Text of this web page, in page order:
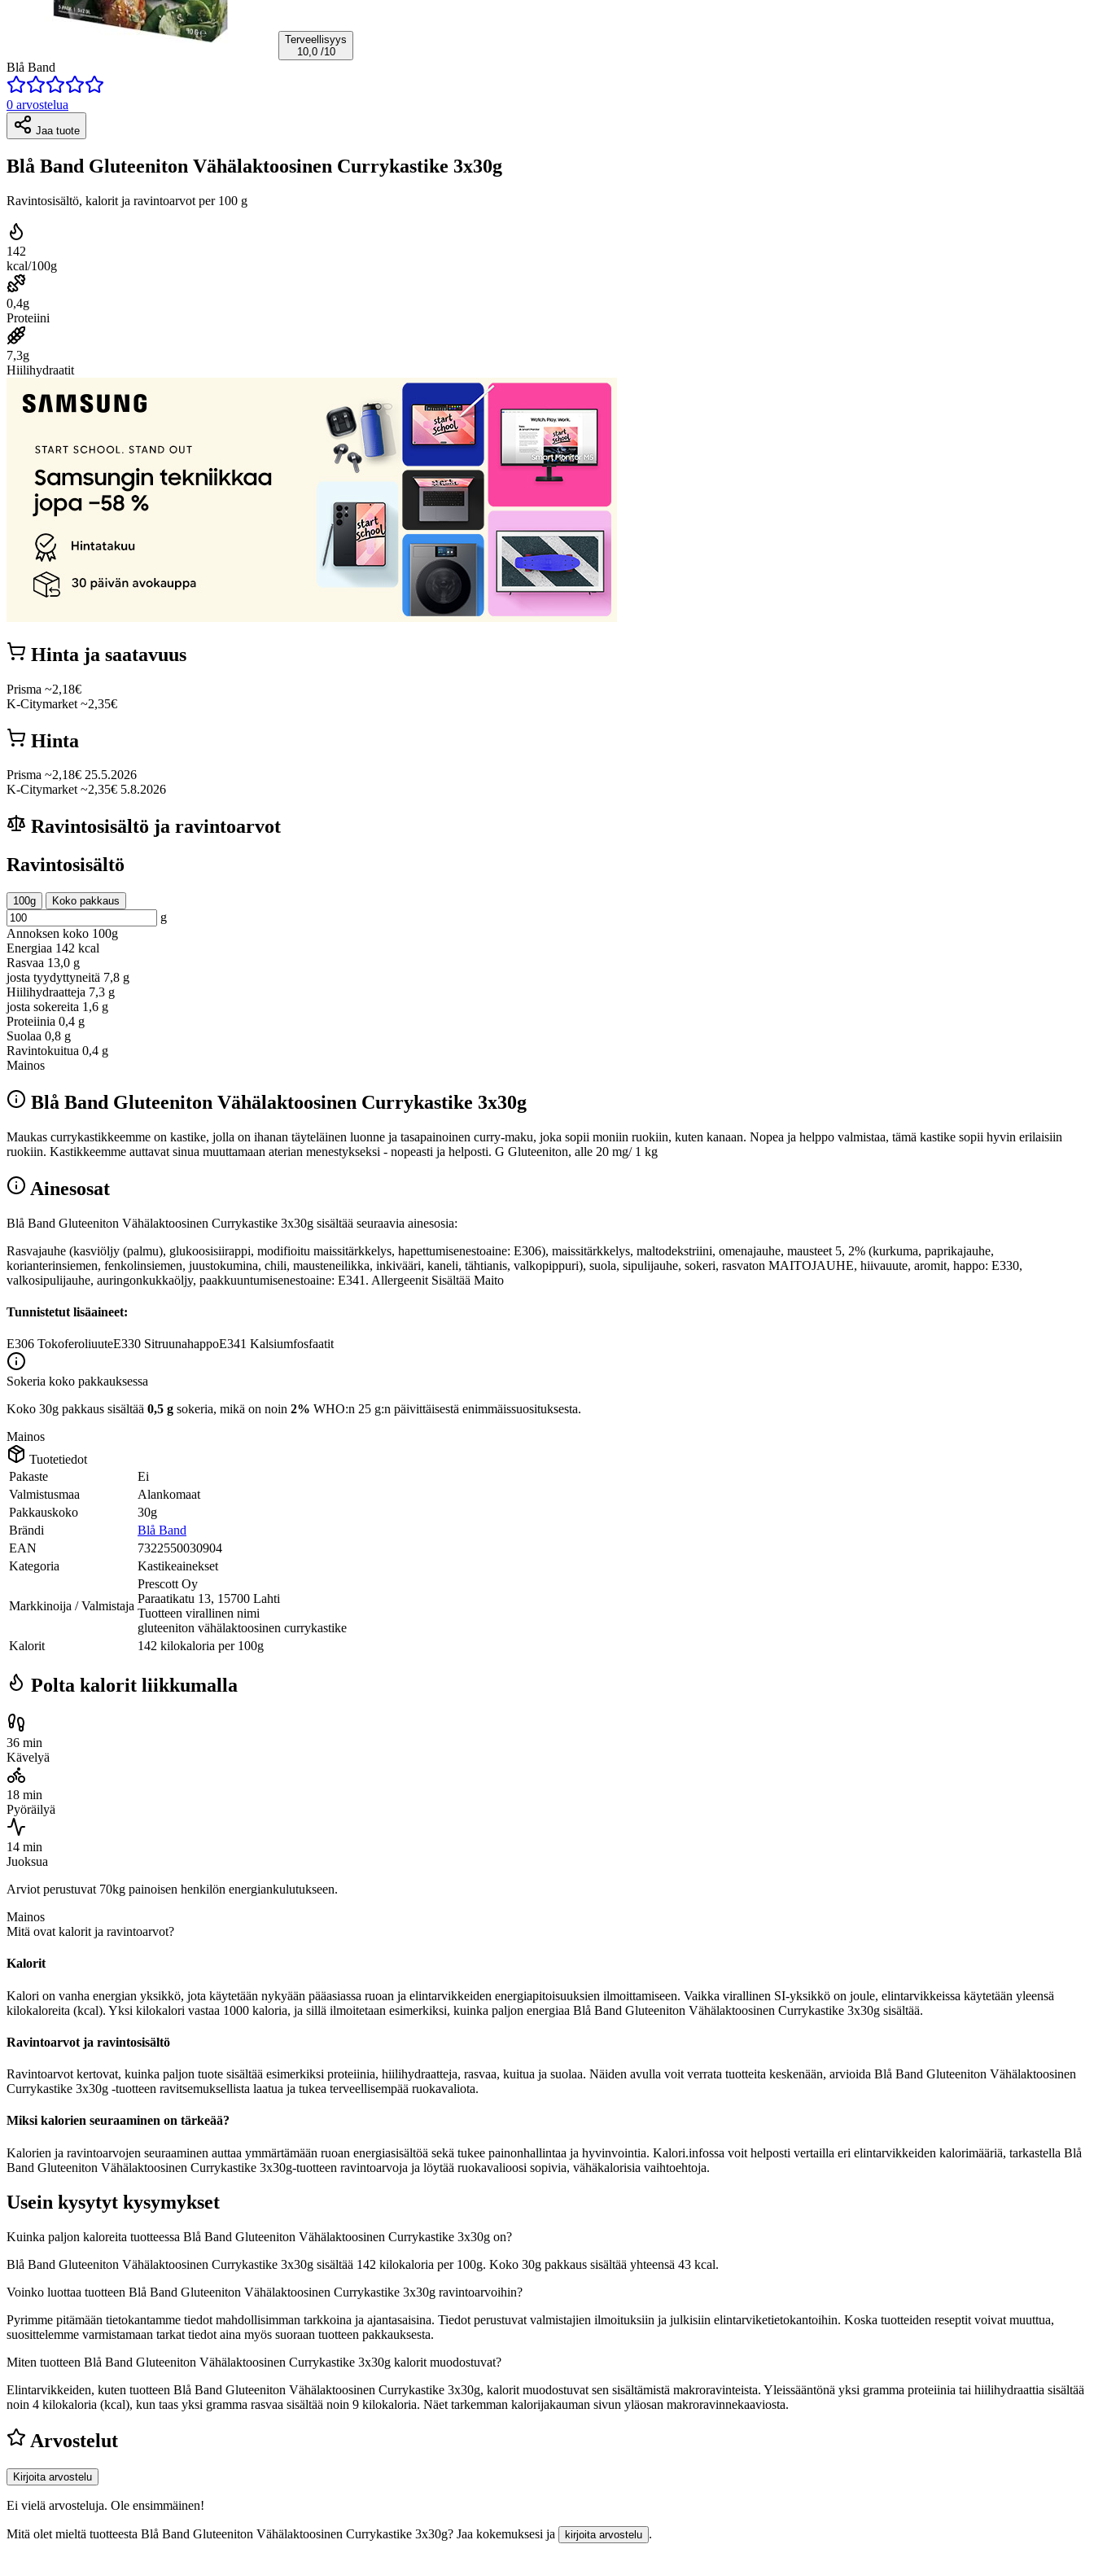
Terveellisyys
10,0 /10
Blå Band
0 arvostelua
Jaa tuote
Blå Band Gluteeniton Vähälaktoosinen Currykastike 3x30g
Ravintosisältö, kalorit ja ravintoarvot per 100 g
142
kcal/100g
0,4g
Proteiini
7,3g
Hiilihydraatit
Hinta ja saatavuus
Prisma ~2,18€
K-Citymarket ~2,35€
Hinta
Prisma ~2,18€ 25.5.2026
K-Citymarket ~2,35€ 5.8.2026
Ravintosisältö ja ravintoarvot
Ravintosisältö
100g Koko pakkaus
g
Annoksen koko 100g
Energiaa 142 kcal
Rasvaa 13,0 g
josta tyydyttyneitä 7,8 g
Hiilihydraatteja 7,3 g
josta sokereita 1,6 g
Proteiinia 0,4 g
Suolaa 0,8 g
Ravintokuitua 0,4 g
Mainos
Blå Band Gluteeniton Vähälaktoosinen Currykastike 3x30g
Maukas currykastikkeemme on kastike, jolla on ihanan täyteläinen luonne ja tasapainoinen curry-maku, joka sopii moniin ruokiin, kuten kanaan. Nopea ja helppo valmistaa, tämä kastike sopii hyvin erilaisiin
ruokiin. Kastikkeemme auttavat sinua muuttamaan aterian menestykseksi - nopeasti ja helposti. G Gluteeniton, alle 20 mg/ 1 kg
Ainesosat
Blå Band Gluteeniton Vähälaktoosinen Currykastike 3x30g sisältää seuraavia ainesosia:
Rasvajauhe (kasviöljy (palmu), glukoosisiirappi, modifioitu maissitärkkelys, hapettumisenestoaine: E306), maissitärkkelys, maltodekstriini, omenajauhe, mausteet 5, 2% (kurkuma, paprikajauhe,
korianterinsiemen, fenkolinsiemen, juustokumina, chili, mausteneilikka, inkivääri, kaneli, tähtianis, valkopippuri), suola, sipulijauhe, sokeri, rasvaton MAITOJAUHE, hiivauute, aromit, happo: E330,
valkosipulijauhe, auringonkukkaöljy, paakkuuntumisenestoaine: E341. Allergeenit Sisältää Maito
Tunnistetut lisäaineet:
E306 TokoferoliuuteE330 SitruunahappoE341 Kalsiumfosfaatit
Sokeria koko pakkauksessa
Koko 30g pakkaus sisältää 0,5 g sokeria, mikä on noin 2% WHO:n 25 g:n päivittäisestä enimmäissuosituksesta.
Mainos
Tuotetiedot
Pakaste
Ei
Valmistusmaa
Alankomaat
Pakkauskoko
30g
Brändi
Blå Band
EAN
7322550030904
Kategoria
Kastikeainekset
Markkinoija / Valmistaja
Prescott Oy
Paraatikatu 13, 15700 Lahti
Tuotteen virallinen nimi
gluteeniton vähälaktoosinen currykastike
Kalorit
142 kilokaloria per 100g
Polta kalorit liikkumalla
36 min
Kävelyä
18 min
Pyöräilyä
14 min
Juoksua
Arviot perustuvat 70kg painoisen henkilön energiankulutukseen.
Mainos
Mitä ovat kalorit ja ravintoarvot?
Kalorit
Kalori on vanha energian yksikkö, jota käytetään nykyään pääasiassa ruoan ja elintarvikkeiden energiapitoisuuksien ilmoittamiseen. Vaikka virallinen SI-yksikkö on joule, elintarvikkeissa käytetään yleensä
kilokaloreita (kcal). Yksi kilokalori vastaa 1000 kaloria, ja sillä ilmoitetaan esimerkiksi, kuinka paljon energiaa Blå Band Gluteeniton Vähälaktoosinen Currykastike 3x30g sisältää.
Ravintoarvot ja ravintosisältö
Ravintoarvot kertovat, kuinka paljon tuote sisältää esimerkiksi proteiinia, hiilihydraatteja, rasvaa, kuitua ja suolaa. Näiden avulla voit verrata tuotteita keskenään, arvioida Blå Band Gluteeniton Vähälaktoosinen
Currykastike 3x30g -tuotteen ravitsemuksellista laatua ja tukea terveellisempää ruokavaliota.
Miksi kalorien seuraaminen on tärkeää?
Kalorien ja ravintoarvojen seuraaminen auttaa ymmärtämään ruoan energiasisältöä sekä tukee painonhallintaa ja hyvinvointia. Kalori.infossa voit helposti vertailla eri elintarvikkeiden kalorimääriä, tarkastella Blå
Band Gluteeniton Vähälaktoosinen Currykastike 3x30g-tuotteen ravintoarvoja ja löytää ruokavalioosi sopivia, vähäkalorisia vaihtoehtoja.
Usein kysytyt kysymykset
Kuinka paljon kaloreita tuotteessa Blå Band Gluteeniton Vähälaktoosinen Currykastike 3x30g on?
Blå Band Gluteeniton Vähälaktoosinen Currykastike 3x30g sisältää 142 kilokaloria per 100g. Koko 30g pakkaus sisältää yhteensä 43 kcal.
Voinko luottaa tuotteen Blå Band Gluteeniton Vähälaktoosinen Currykastike 3x30g ravintoarvoihin?
Pyrimme pitämään tietokantamme tiedot mahdollisimman tarkkoina ja ajantasaisina. Tiedot perustuvat valmistajien ilmoituksiin ja julkisiin elintarviketietokantoihin. Koska tuotteiden reseptit voivat muuttua,
suosittelemme varmistamaan tarkat tiedot aina myös suoraan tuotteen pakkauksesta.
Miten tuotteen Blå Band Gluteeniton Vähälaktoosinen Currykastike 3x30g kalorit muodostuvat?
Elintarvikkeiden, kuten tuotteen Blå Band Gluteeniton Vähälaktoosinen Currykastike 3x30g, kalorit muodostuvat sen sisältämistä makroravinteista. Yleissääntönä yksi gramma proteiinia tai hiilihydraattia sisältää
noin 4 kilokaloria (kcal), kun taas yksi gramma rasvaa sisältää noin 9 kilokaloria. Näet tarkemman kalorijakauman sivun yläosan makroravinnekaaviosta.
Arvostelut
Kirjoita arvostelu
Ei vielä arvosteluja. Ole ensimmäinen!
Mitä olet mieltä tuotteesta Blå Band Gluteeniton Vähälaktoosinen Currykastike 3x30g? Jaa kokemuksesi ja kirjoita arvostelu .